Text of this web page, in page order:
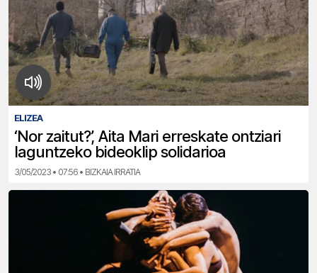
ELIZEA
‘Nor zaitut?’, Aita Mari erreskate ontziari
laguntzeko bideoklip solidarioa
3/05/2023 • 07:56 • BIZKAIA IRRATIA